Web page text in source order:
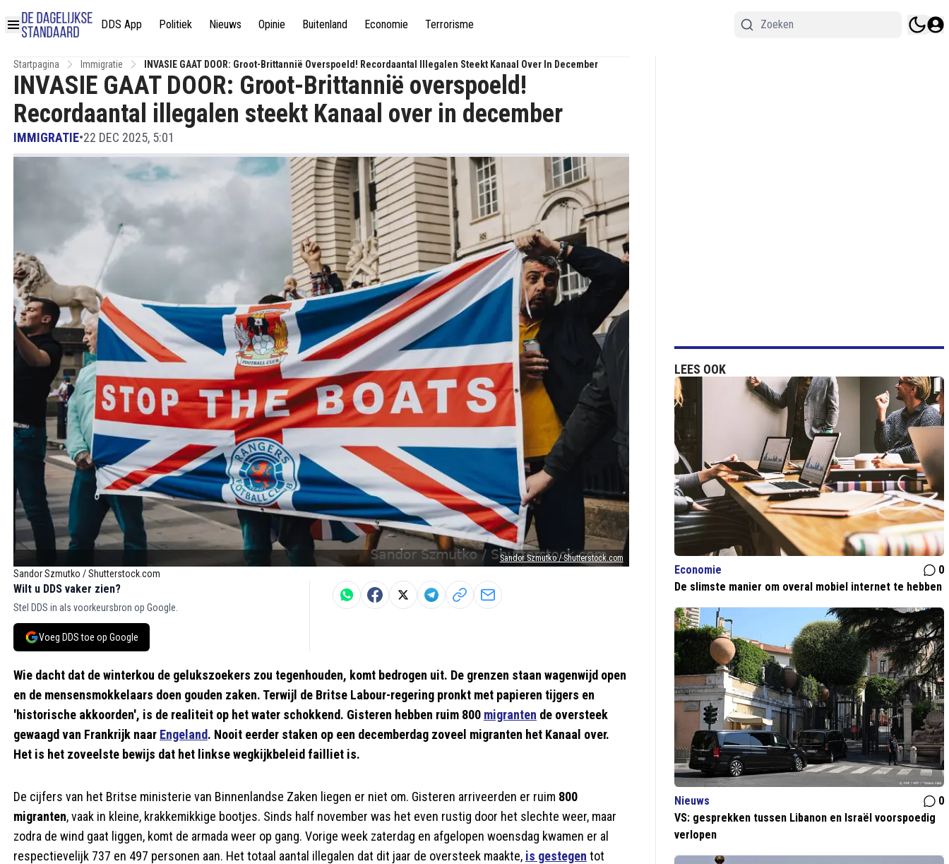
DDS App Politiek Nieuws Opinie Buitenland Economie Terrorisme
Startpagina Immigratie INVASIE GAAT DOOR: Groot-Brittannië Overspoeld! Recordaantal Illegalen Steekt Kanaal Over In December
Sandor Szmutko / Shutterstock.com
Sandor Szmutko / Shutterstock.com
INVASIE GAAT DOOR: Groot-Brittannië overspoeld!
Recordaantal illegalen steekt Kanaal over in december
IMMIGRATIE•22 DEC 2025, 5:01
Wilt u DDS vaker zien?
Stel DDS in als voorkeursbron op Google.
Voeg DDS toe op Google
Wie dacht dat de winterkou de gelukszoekers zou tegenhouden, komt bedrogen uit. De grenzen staan wagenwijd open
en de mensensmokkelaars doen gouden zaken. Terwijl de Britse Labour-regering pronkt met papieren tijgers en
'historische akkoorden', is de realiteit op het water schokkend. Gisteren hebben ruim 800 migranten de oversteek
gewaagd van Frankrijk naar Engeland. Nooit eerder staken op een decemberdag zoveel migranten het Kanaal over.
Het is het zoveelste bewijs dat het linkse wegkijkbeleid failliet is.
De cijfers van het Britse ministerie van Binnenlandse Zaken liegen er niet om. Gisteren arriveerden er ruim 800
migranten, vaak in kleine, krakkemikkige bootjes. Sinds half november was het even rustig door het slechte weer, maar
zodra de wind gaat liggen, komt de armada weer op gang. Vorige week zaterdag en afgelopen woensdag kwamen er al
respectievelijk 737 en 497 personen aan. Het totaal aantal illegalen dat dit jaar de oversteek maakte, is gestegen tot
LEES OOK
Economie
0
De slimste manier om overal mobiel internet te hebben
Nieuws
0
VS: gesprekken tussen Libanon en Israël voorspoedig
verlopen